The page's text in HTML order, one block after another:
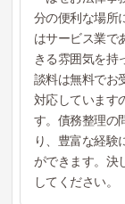
分の便利な場所
はサービス業で
きる雰囲気を持
談料は無料でお
対応しています
す。債務整理の
り、豊富な経験
ができます。決
してください。